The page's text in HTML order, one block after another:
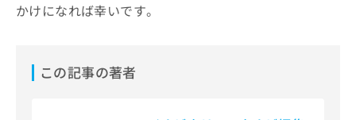
かけになれば幸いです。
この記事の著者